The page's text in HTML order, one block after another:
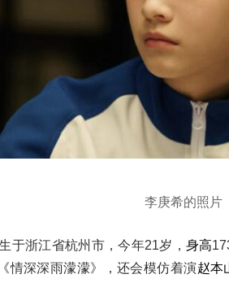
李庚希的照片
于浙江省杭州市，今年21岁， 身高
情深深雨濛濛》，还会模仿着演赵本